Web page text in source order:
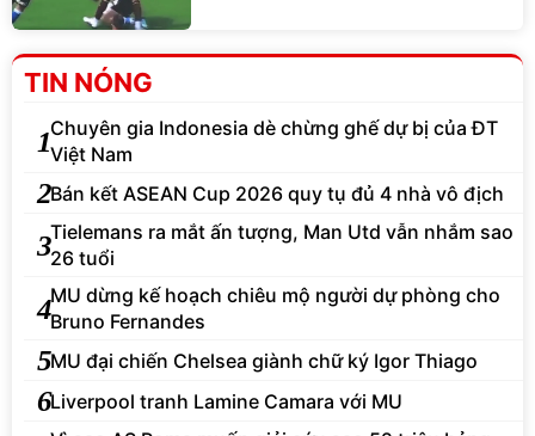
TIN NÓNG
1Chuyên gia Indonesia dè chừng ghế dự bị của ĐT
Việt Nam
2Bán kết ASEAN Cup 2026 quy tụ đủ 4 nhà vô địch
3Tielemans ra mắt ấn tượng, Man Utd vẫn nhắm sao
26 tuổi
4MU dừng kế hoạch chiêu mộ người dự phòng cho
Bruno Fernandes
5MU đại chiến Chelsea giành chữ ký Igor Thiago
6Liverpool tranh Lamine Camara với MU